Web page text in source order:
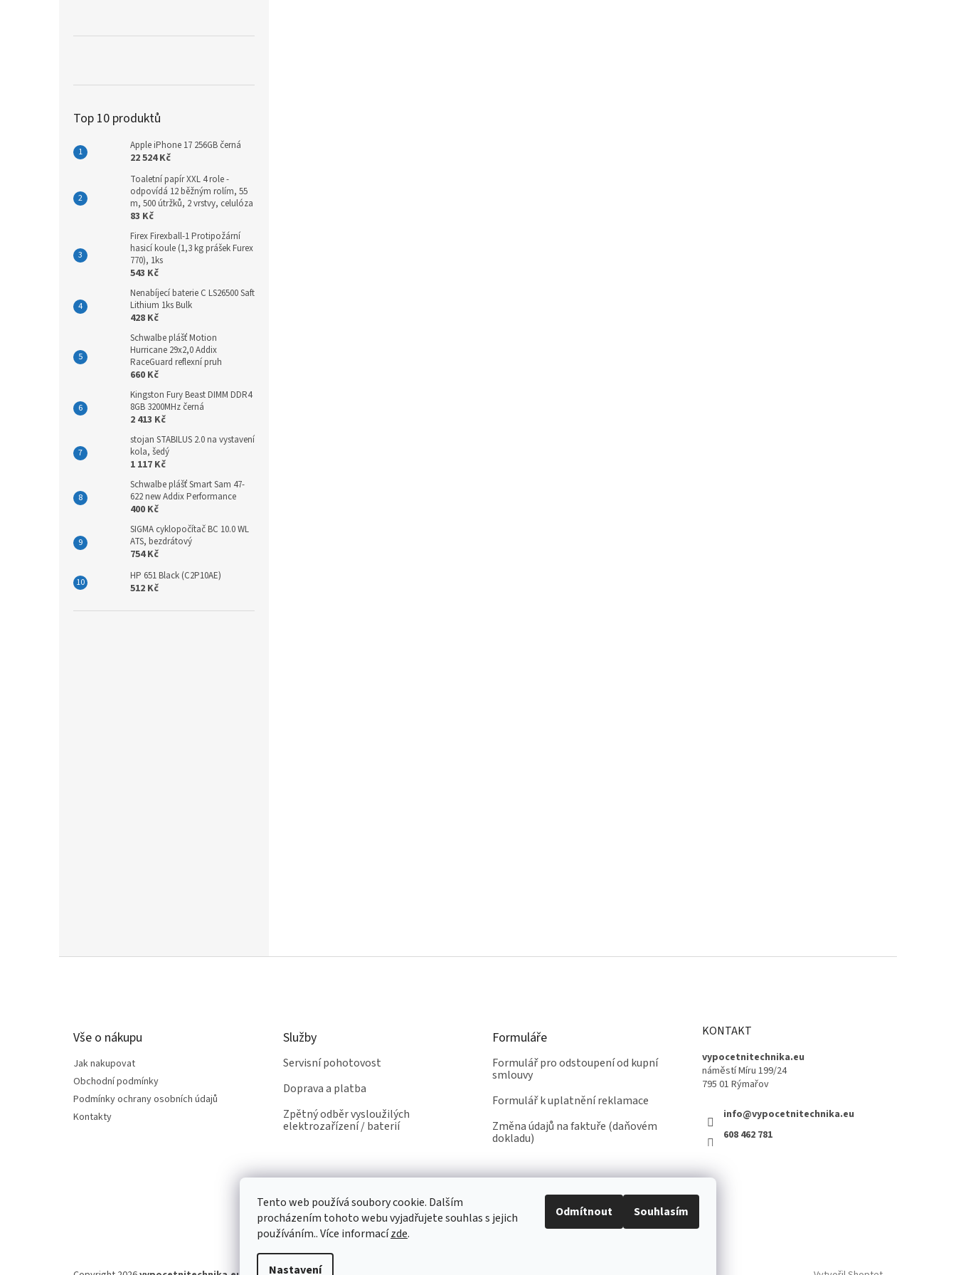
Tento web používá soubory cookie. Dalším
procházením tohoto webu vyjadřujete souhlas s jejich
používáním.. Více informacízde.
Nastavení
Odmítnout Souhlasím
Top 10 produktů
Apple iPhone 17 256GB černá
22 524 Kč
Toaletní papír XXL 4 role -
odpovídá 12 běžným rolím, 55
m, 500 útržků, 2 vrstvy, celulóza
83 Kč
Firex Firexball-1 Protipožární
hasicí koule (1,3 kg prášek Furex
770), 1ks
543 Kč
Nenabíjecí baterie C LS26500 Saft
Lithium 1ks Bulk
428 Kč
Schwalbe plášť Motion
Hurricane 29x2,0 Addix
RaceGuard reflexní pruh
660 Kč
Kingston Fury Beast DIMM DDR4
8GB 3200MHz černá
2 413 Kč
stojan STABILUS 2.0 na vystavení
kola, šedý
1 117 Kč
Schwalbe plášť Smart Sam 47-
622 new Addix Performance
400 Kč
SIGMA cyklopočítač BC 10.0 WL
ATS, bezdrátový
754 Kč
HP 651 Black (C2P10AE)
512 Kč
Vše o nákupu
Jak nakupovat
Obchodní podmínky
Podmínky ochrany osobních údajů
Kontakty
Služby
Servisní pohotovost
Doprava a platba
Zpětný odběr vysloužilých
elektrozařízení / baterií
Formuláře
Formulář pro odstoupení od kupní
smlouvy
Formulář k uplatnění reklamace
Změna údajů na faktuře (daňovém
dokladu)
KONTAKT
vypocetnitechnika.eu
náměstí Míru 199/24
795 01 Rýmařov
info@vypocetnitechnika.eu
608 462 781